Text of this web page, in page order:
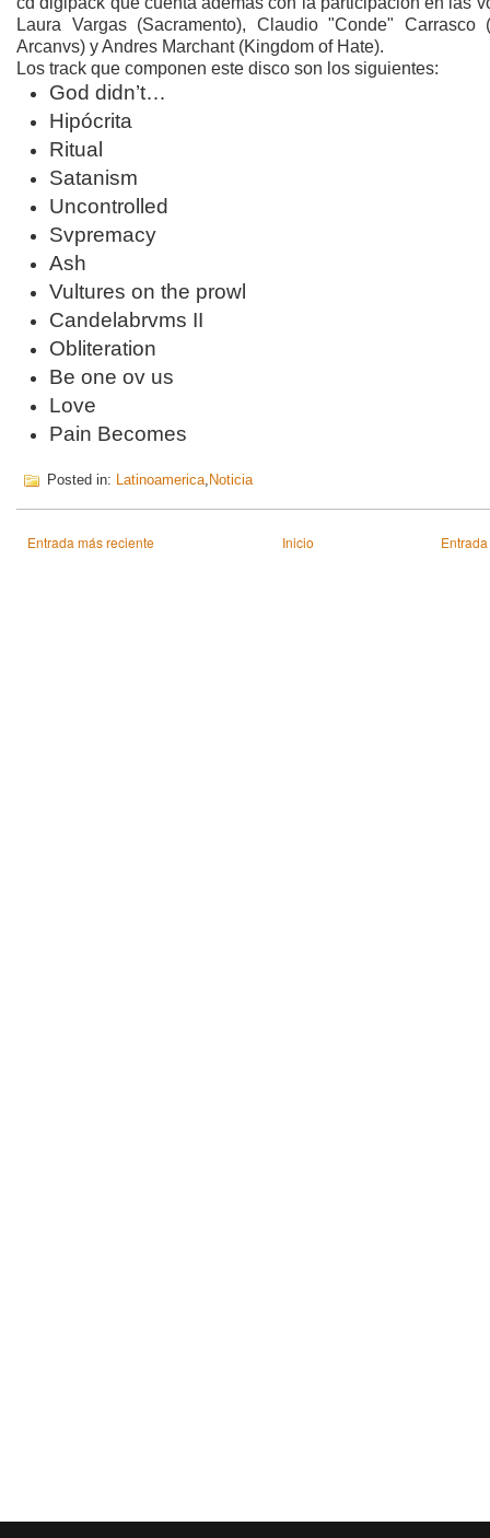
Laura Vargas (Sacramento), Claudio "Conde" Carrasco
Arcanvs) y Andres Marchant (Kingdom of Hate).
Los track que componen este disco son los siguientes:
God didn’t…
Hipócrita
Ritual
Satanism
Uncontrolled
Svpremacy
Ash
Vultures on the prowl
Candelabrvms II
Obliteration
Be one ov us
Love
Pain Becomes
Posted in: Latinoamerica, Noticia
Entrada más reciente Inicio